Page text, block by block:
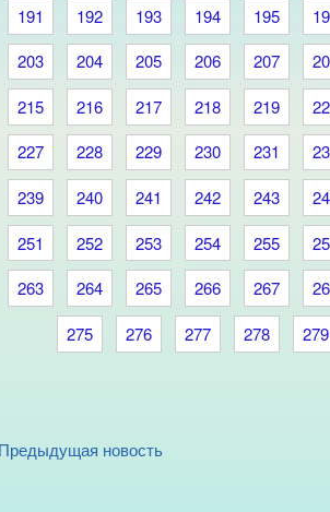
191
192 193 194 195
203
204 205 206 207
215
216 217 218 219
227
228 229 230 231
239
240 241 242 243
251
252 253 254 255
263
264 265 266 267
275
276 277 278 279
новость